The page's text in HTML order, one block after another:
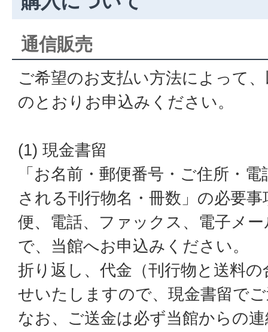
通信販売
ご希望のお支払い方法によって
のとおりお申込みください。
(1) 現金書留
「お名前・郵便番号・ご住所・
される刊行物名・冊数」の必要
便、電話、ファックス、電子メ
で、当館へお申込みください。
折り返し、代金（刊行物と送料
せいたしますので、現金書留で
なお、ご送金は必ず当館からの